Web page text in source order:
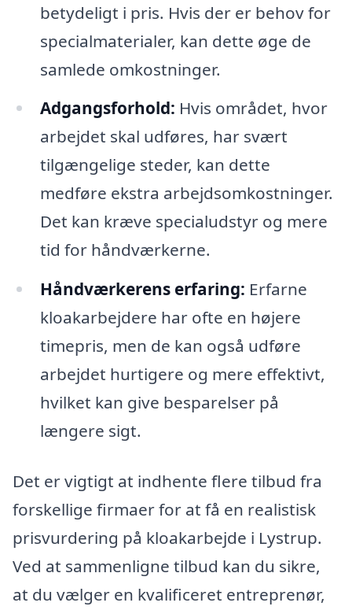
betydeligt i pris. Hvis der er behov for
specialmaterialer, kan dette øge de
samlede omkostninger.
Adgangsforhold: Hvis området, hvor
arbejdet skal udføres, har svært
tilgængelige steder, kan dette
medføre ekstra arbejdsomkostninger.
Det kan kræve specialudstyr og mere
tid for håndværkerne.
Håndværkerens erfaring: Erfarne
kloakarbejdere har ofte en højere
timepris, men de kan også udføre
arbejdet hurtigere og mere effektivt,
hvilket kan give besparelser på
længere sigt.
Det er vigtigt at indhente flere tilbud fra
forskellige firmaer for at få en realistisk
prisvurdering på kloakarbejde i Lystrup.
Ved at sammenligne tilbud kan du sikre,
at du vælger en kvalificeret entreprenør,